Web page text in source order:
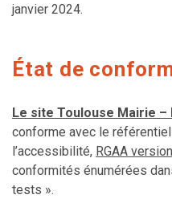
janvier 2024.
État de
Le site Toulouse Mairie
conforme avec le
l’accessibilité, RGAA
conformités énumérées
tests ».